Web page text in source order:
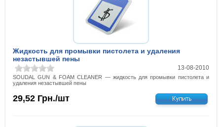
Жидкость для промывки пистолета и удаления
незастывшей пены
13-08-2010
SOUDAL GUN & FOAM CLEANER — жидкость для промывки пистолета и
удаления незастывшей пены
29,52 Грн./шт